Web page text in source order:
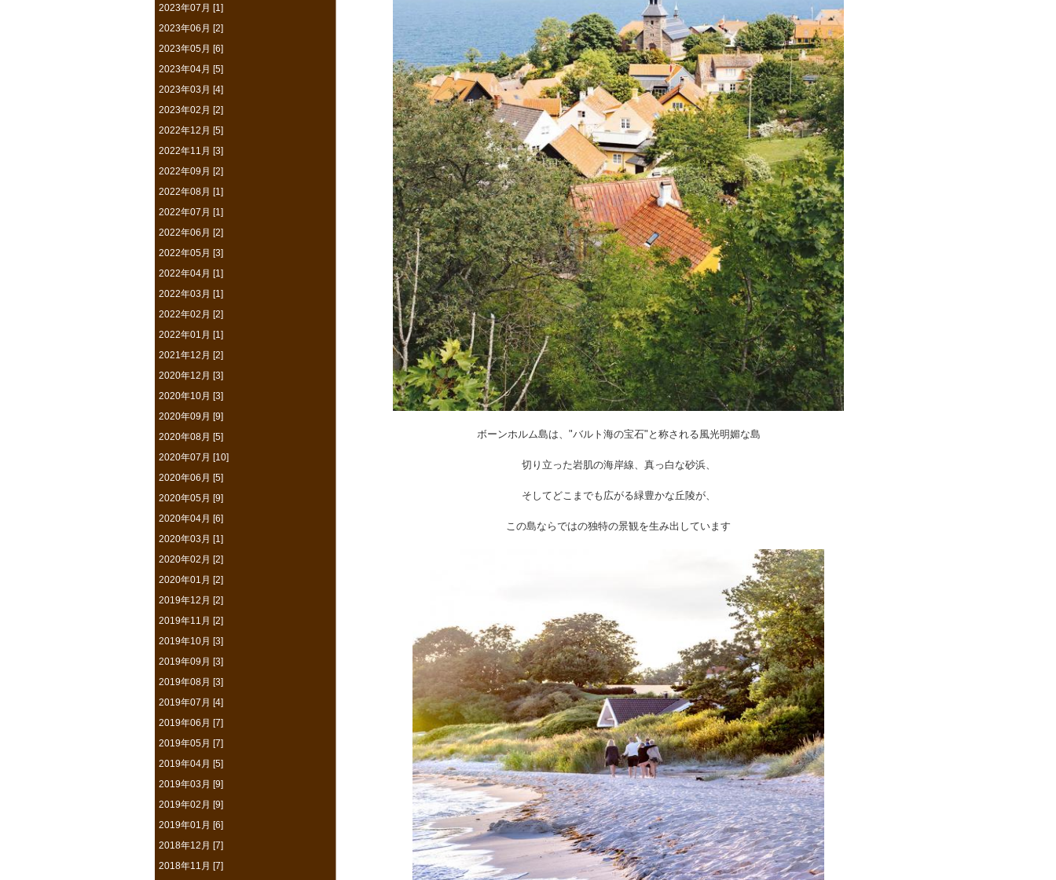
ボーンホルム島は、"バルト海の宝石"と称される風光明媚な島
切り立った岩肌の海岸線、真っ白な砂浜、
そしてどこまでも広がる緑豊かな丘陵が、
この島ならではの独特の景観を生み出しています
2023年07月 [1]
2023年06月 [2]
2023年05月 [6]
2023年04月 [5]
2023年03月 [4]
2023年02月 [2]
2022年12月 [5]
2022年11月 [3]
2022年09月 [2]
2022年08月 [1]
2022年07月 [1]
2022年06月 [2]
2022年05月 [3]
2022年04月 [1]
2022年03月 [1]
2022年02月 [2]
2022年01月 [1]
2021年12月 [2]
2020年12月 [3]
2020年10月 [3]
2020年09月 [9]
2020年08月 [5]
2020年07月 [10]
2020年06月 [5]
2020年05月 [9]
2020年04月 [6]
2020年03月 [1]
2020年02月 [2]
2020年01月 [2]
2019年12月 [2]
2019年11月 [2]
2019年10月 [3]
2019年09月 [3]
2019年08月 [3]
2019年07月 [4]
2019年06月 [7]
2019年05月 [7]
2019年04月 [5]
2019年03月 [9]
2019年02月 [9]
2019年01月 [6]
2018年12月 [7]
2018年11月 [7]